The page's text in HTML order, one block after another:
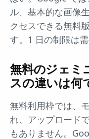
ル、基本的な画像
クセスできる無料
す。1 日の制限は
無料のジェミ
スの違いは何
無料利用枠では、
れ、アップロード
もありません。